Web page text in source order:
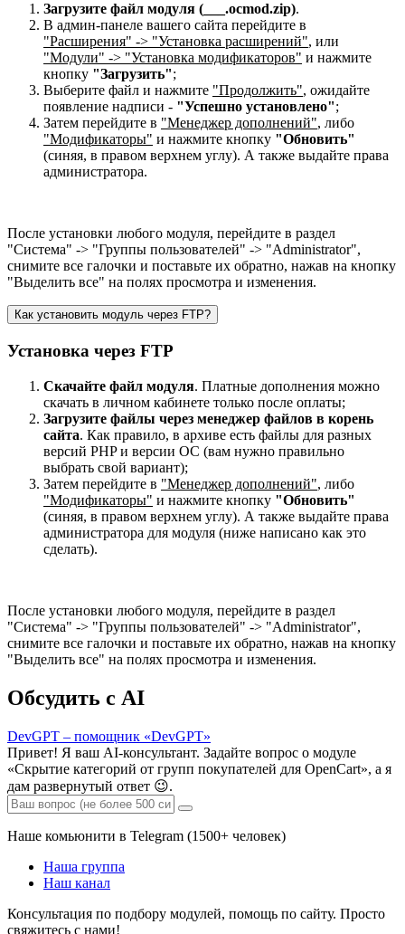
Загрузите файл модуля (___.ocmod.zip).
В админ-панеле вашего сайта перейдите в
"Расширения" -> "Установка расширений", или
"Модули" -> "Установка модификаторов" и нажмите
кнопку "Загрузить";
Выберите файл и нажмите "Продолжить", ожидайте
появление надписи - "Успешно установлено";
Затем перейдите в "Менеджер дополнений", либо
"Модификаторы" и нажмите кнопку "Обновить"
(синяя, в правом верхнем углу). А также выдайте права
администратора.
После установки любого модуля, перейдите в раздел
"Система" -> "Группы пользователей" -> "Administrator",
снимите все галочки и поставьте их обратно, нажав на кнопку
"Выделить все" на полях просмотра и изменения.
Как установить модуль через FTP?
Установка через FTP
Скачайте файл модуля. Платные дополнения можно
скачать в личном кабинете только после оплаты;
Загрузите файлы через менеджер файлов в корень
сайта. Как правило, в архиве есть файлы для разных
версий PHP и версии OC (вам нужно правильно
выбрать свой вариант);
Затем перейдите в "Менеджер дополнений", либо
"Модификаторы" и нажмите кнопку "Обновить"
(синяя, в правом верхнем углу). А также выдайте права
администратора для модуля (ниже написано как это
сделать).
После установки любого модуля, перейдите в раздел
"Система" -> "Группы пользователей" -> "Administrator",
снимите все галочки и поставьте их обратно, нажав на кнопку
"Выделить все" на полях просмотра и изменения.
Обсудить с AI
DevGPT – помощник «DevGPT»
Привет! Я ваш AI-консультант. Задайте вопрос о модуле
«Скрытие категорий от групп покупателей для OpenCart», а я
дам развернутый ответ 😉.
Наше комьюнити в Telegram (1500+ человек)
Наша группа
Наш канал
Консультация по подбору модулей, помощь по сайту. Просто
свяжитесь с нами!